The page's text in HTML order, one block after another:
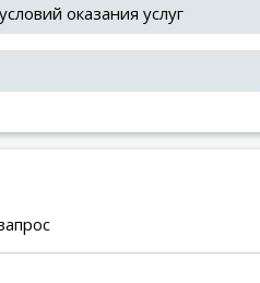
оказания услуг